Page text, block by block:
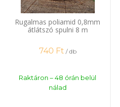
Rugalmas poliamid 0,8mm
átlátszó spulni 8 m
740 Ft / db
Raktáron – 48 órán belül
nálad